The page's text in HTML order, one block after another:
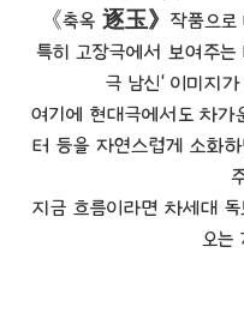
《축옥 逐玉》 작품으
특히 고장극에서 보여주
극 남신' 이미지
여기에 현대극에서도 차가
터 등을 자연스럽게 소화
지금 흐름이라면 차세대
오는